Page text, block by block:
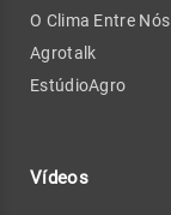
O Clima Entre Nós
Agrotalk
EstúdioAgro
Vídeos